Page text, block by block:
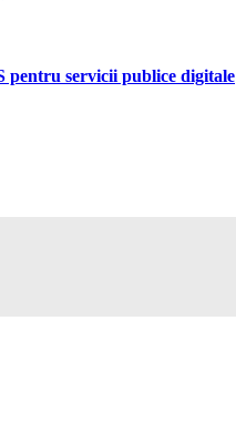
pentru servicii publice digitale